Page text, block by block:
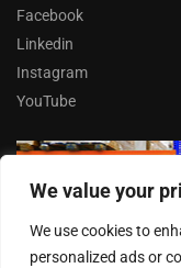
We value your
We use cookies to
personalized ads or
Facebook
Linkedin
Instagram
YouTube